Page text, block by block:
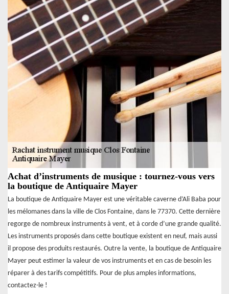
Achat d’instruments de musique : tournez-vous vers
la boutique de Antiquaire Mayer
La boutique de Antiquaire Mayer est une véritable caverne d’Ali Baba pour
les mélomanes dans la ville de Clos Fontaine, dans le 77370. Cette dernière
regorge de nombreux instruments à vent, et à corde d’une grande qualité.
Les instruments proposés dans cette boutique existent en neuf, mais aussi
il propose des produits restaurés. Outre la vente, la boutique de Antiquaire
Mayer peut estimer la valeur de vos instruments et en cas de besoin les
réparer à des tarifs compétitifs. Pour de plus amples informations,
contactez-le !